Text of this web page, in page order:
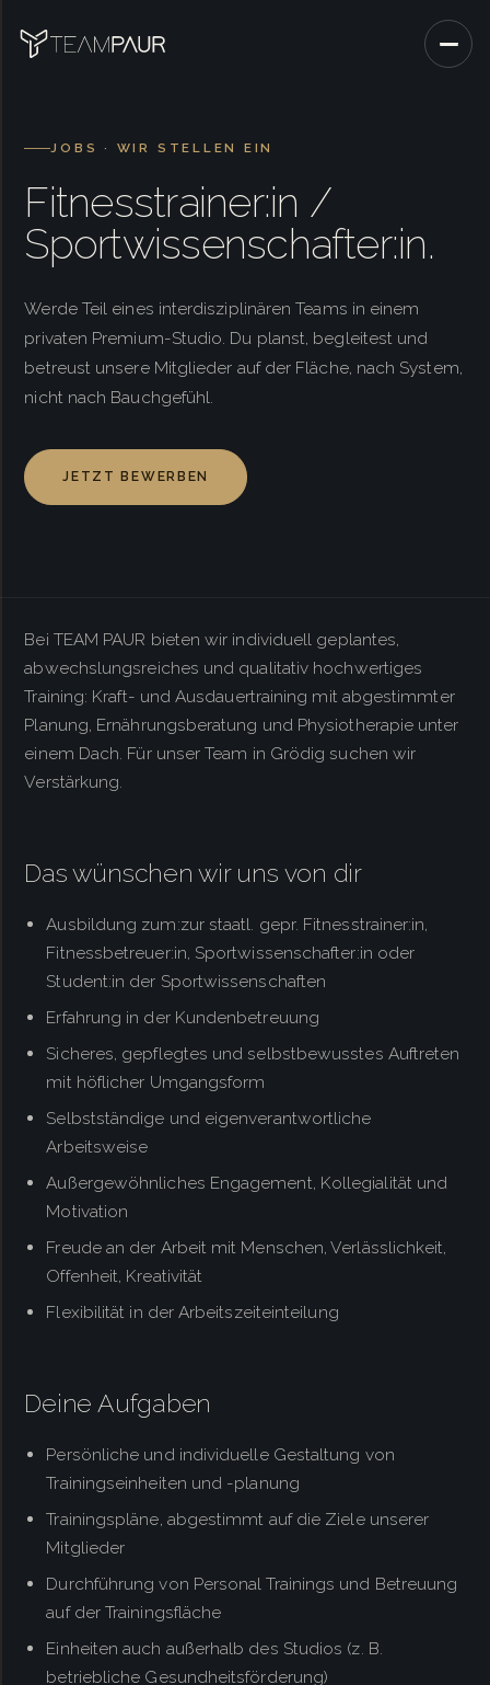
JOBS · WIR STELLEN EIN
Fitnesstrainer:in /
Sportwissenschafter:in.
Werde Teil eines interdisziplinären Teams in einem
privaten Premium-Studio. Du planst, begleitest und
betreust unsere Mitglieder auf der Fläche, nach System,
nicht nach Bauchgefühl.
JETZT BEWERBEN
Bei TEAM PAUR bieten wir individuell geplantes,
abwechslungsreiches und qualitativ hochwertiges
Training: Kraft- und Ausdauertraining mit abgestimmter
Planung, Ernährungsberatung und Physiotherapie unter
einem Dach. Für unser Team in Grödig suchen wir
Verstärkung.
Das wünschen wir uns von dir
Ausbildung zum:zur staatl. gepr. Fitnesstrainer:in,
Fitnessbetreuer:in, Sportwissenschafter:in oder
Student:in der Sportwissenschaften
Erfahrung in der Kundenbetreuung
Sicheres, gepflegtes und selbstbewusstes Auftreten
mit höflicher Umgangsform
Selbstständige und eigenverantwortliche
Arbeitsweise
Außergewöhnliches Engagement, Kollegialität und
Motivation
Freude an der Arbeit mit Menschen, Verlässlichkeit,
Offenheit, Kreativität
Flexibilität in der Arbeitszeiteinteilung
Deine Aufgaben
Persönliche und individuelle Gestaltung von
Trainingseinheiten und -planung
Trainingspläne, abgestimmt auf die Ziele unserer
Mitglieder
Durchführung von Personal Trainings und Betreuung
auf der Trainingsfläche
Einheiten auch außerhalb des Studios (z. B.
betriebliche Gesundheitsförderung)